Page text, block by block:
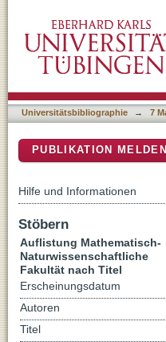
Universitätsbibliographie → 7
PUBLIKATION MELDEN
Hilfe und Informationen
Stöbern
Auflistung Mathematisch-
Naturwissenschaftliche
Fakultät nach Titel
Erscheinungsdatum
Autoren
Titel